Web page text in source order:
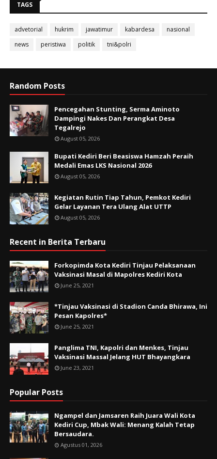
TAGS
advetorial hukrim jawatimur kabardesa
nasional
news
peristiwa politik tni&polri
Random Posts
Pencegahan Stunting, Serma Aminoto
Dampingi Nakes Dan Perangkat Desa
Tegalrejo
August 05, 2026
Bupati Kediri Beri Beasiswa Hamzah Peraih
Medali Emas LKS Nasional 2026
August 05, 2026
Kegiatan Rutin Tiap Tahun, Pemkot Kediri
Gelar Layanan Tera Ulang Alat UTTP
August 05, 2026
Recent in Berita Terbaru
Forkopimda Kota Kediri Tinjau Pelaksanaan
Vaksinasi Masal di Mapolres Kediri Kota
June 25, 2021
*Tinjau Vaksinasi di Stadion Canda Bhirawa, Ini
Pesan Kapolres*
June 25, 2021
Panglima TNI, Kapolri dan Menkes, Tinjau
Vaksinasi Massal Jelang HUT Bhayangkara
June 23, 2021
Popular Posts
Ngampel dan Jamsaren Raih Juara Wali Kota
Kediri Cup, Mbak Wali: Menang Kalah Tetap
Bersaudara.
Agustus 01, 2026